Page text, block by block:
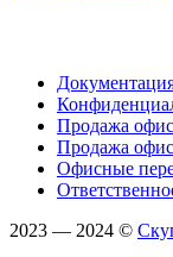
Продажа
Продажа
Офисные
2023 — 2024 ©